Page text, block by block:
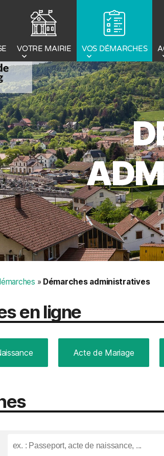
VOTRE MAIRIE VOS DÉMARCHES
» Démarches administratives
en ligne
Acte de Mariage